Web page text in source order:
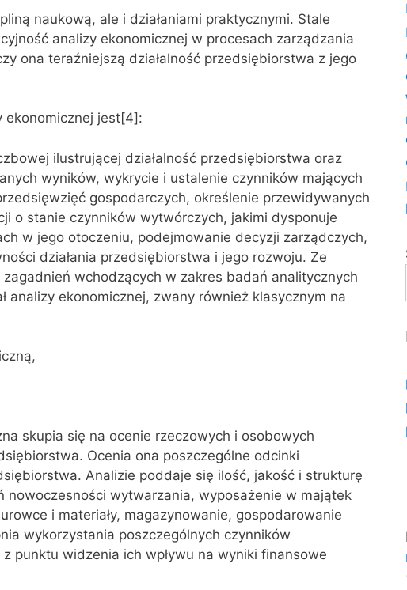
naukową, ale i działaniami praktycznymi. Stale
analizy ekonomicznej w procesach zarządzania
ona teraźniejszą działalność przedsiębiorstwa z jego
ekonomicznej jest[4]:
ilustrującej działalność przedsiębiorstwa oraz
wyników, wykrycie i ustalenie czynników mających
gospodarczych, określenie przewidywanych
o stanie czynników wytwórczych, jakimi dysponuje
w jego otoczeniu, podejmowanie decyzji zarządczych,
działania przedsiębiorstwa i jego rozwoju. Ze
wchodzących w zakres badań analitycznych
analizy ekonomicznej, zwany również klasycznym na
skupia się na ocenie rzeczowych i osobowych
Ocenia ona poszczególne odcinki
Analizie poddaje się ilość, jakość i strukturę
nowoczesności wytwarzania, wyposażenie w majątek
i materiały, magazynowanie, gospodarowanie
wykorzystania poszczególnych czynników
punktu widzenia ich wpływu na wyniki finansowe